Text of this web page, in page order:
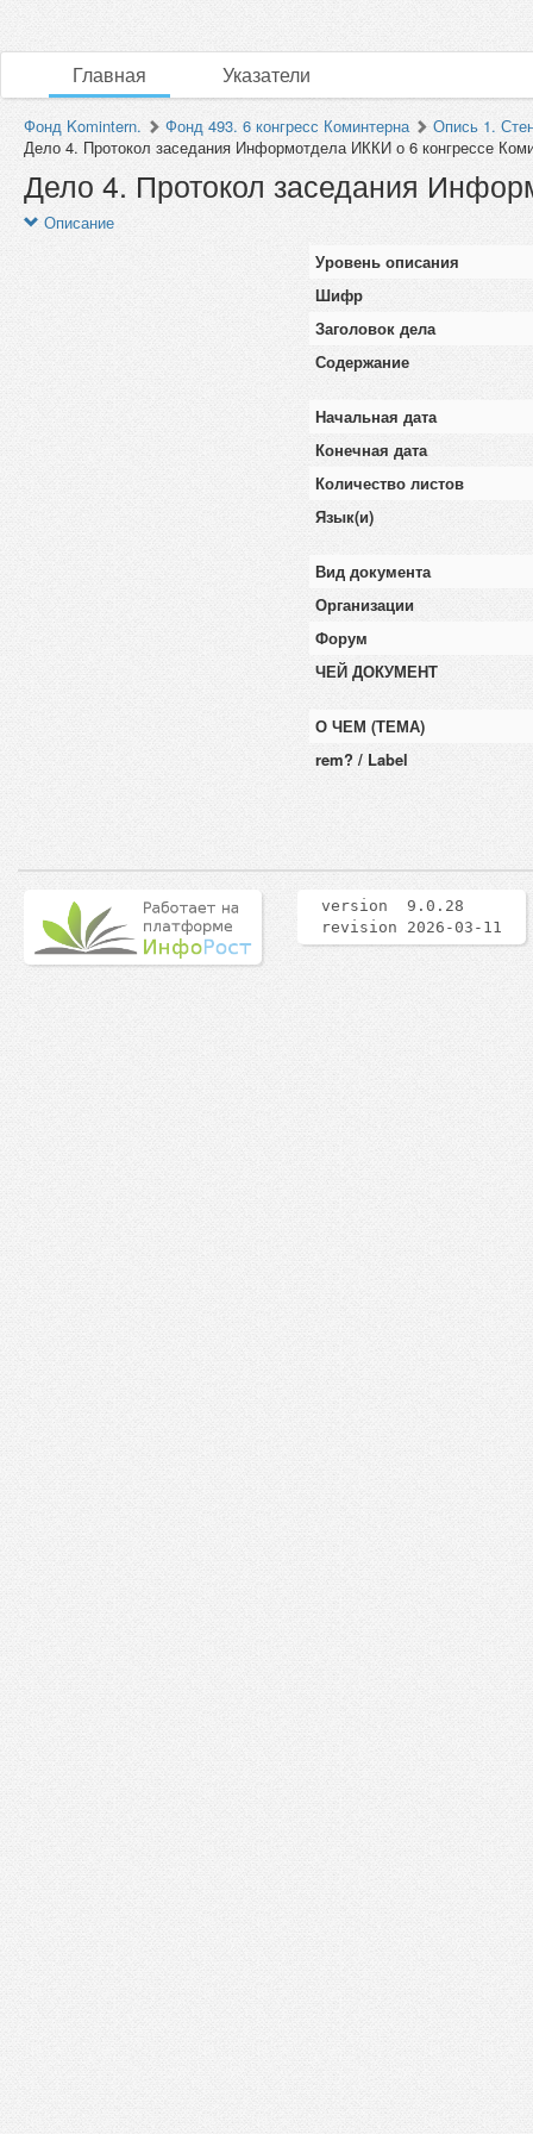
Главная Указатели
Фонд Komintern. Фонд 493. 6 конгресс Коминтерна
Опись 1.
Дело 4. Протокол заседания Информотдела ИККИ о 6 конгрессе
Дело 4. Протокол заседания
Описание
Уровень описания
Шифр
Заголовок дела
Содержание
Начальная дата
Конечная дата
Количество листов
Язык(и)
Вид документа
Организации
Форум
ЧЕЙ ДОКУМЕНТ
О ЧЕМ (ТЕМА)
rem? / Label
version 9.0.28
revision 2026-03-11